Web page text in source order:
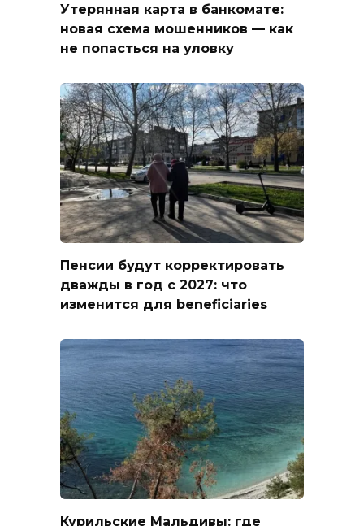
Утерянная карта в банкомате:
новая схема мошенников — как
не попасться на уловку
Пенсии будут корректировать
дважды в год с 2027: что
изменится для beneficiaries
Курильские Мальдивы: где